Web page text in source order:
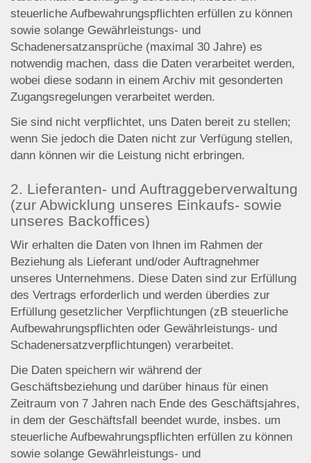
steuerliche Aufbewahrungspflichten erfüllen zu können
sowie solange Gewährleistungs- und
Schadenersatzansprüche (maximal 30 Jahre) es
notwendig machen, dass die Daten verarbeitet werden,
wobei diese sodann in einem Archiv mit gesonderten
Zugangsregelungen verarbeitet werden.
Sie sind nicht verpflichtet, uns Daten bereit zu stellen;
wenn Sie jedoch die Daten nicht zur Verfügung stellen,
dann können wir die Leistung nicht erbringen.
2. Lieferanten- und Auftraggeberverwaltung
(zur Abwicklung unseres Einkaufs- sowie
unseres Backoffices)
Wir erhalten die Daten von Ihnen im Rahmen der
Beziehung als Lieferant und/oder Auftragnehmer
unseres Unternehmens. Diese Daten sind zur Erfüllung
des Vertrags erforderlich und werden überdies zur
Erfüllung gesetzlicher Verpflichtungen (zB steuerliche
Aufbewahrungspflichten oder Gewährleistungs- und
Schadenersatzverpflichtungen) verarbeitet.
Die Daten speichern wir während der
Geschäftsbeziehung und darüber hinaus für einen
Zeitraum von 7 Jahren nach Ende des Geschäftsjahres,
in dem der Geschäftsfall beendet wurde, insbes. um
steuerliche Aufbewahrungspflichten erfüllen zu können
sowie solange Gewährleistungs- und